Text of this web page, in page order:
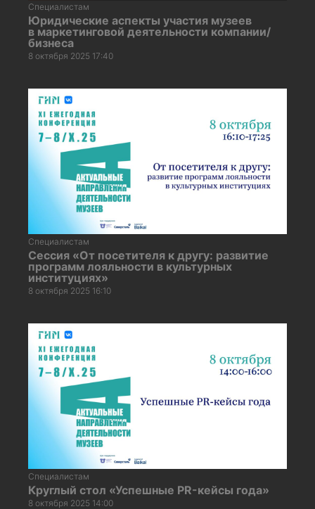
Специалистам
Юридические аспекты участия музеев
в маркетинговой деятельности компании/
бизнеса
8 октября 2025 17:40
Специалистам
Сессия «От посетителя к другу: развитие
программ лояльности в культурных
институциях»
8 октября 2025 16:10
Специалистам
Круглый стол «Успешные PR-кейсы года»
8 октября 2025 14:00